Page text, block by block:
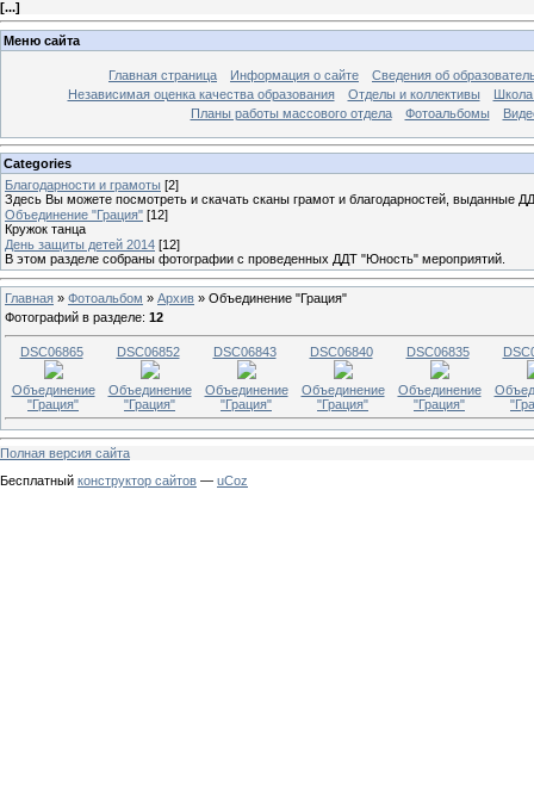
[...]
Меню сайта
Главная страница Информация о сайте
Сведения об
Независимая оценка качества образования
Отделы и коллективы
Школа
Планы работы массового отдела
Фотоальбомы
Categories
Благодарности и грамоты [2]
Здесь Вы можете посмотреть и скачать сканы грамот и благодарностей, выданные
Объединение "Грация" [12]
Кружок танца
День защиты детей 2014 [12]
В этом разделе собраны фотографии с проведенных ДДТ "Юность" мероприятий.
Главная » Фотоальбом » Архив » Объединение "Грация"
Фотографий в разделе: 12
DSC06865
Объединение
"Грация"
DSC06852
Объединение
"Грация"
DSC06843
Объединение
"Грация"
DSC06840
Объединение
"Грация"
DSC06835
Объединение
"Грация"
Полная версия сайта
Бесплатный конструктор сайтов — uCoz